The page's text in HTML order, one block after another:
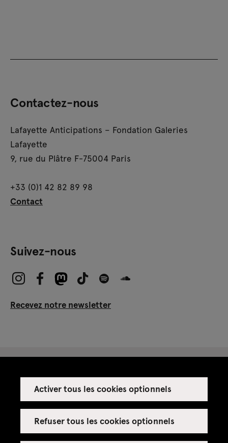
Activer tous les cookies optionnels
Refuser tous les cookies optionnels
Contactez-nous
Lafayette Anticipations – Fondation Galeries
Lafayette
9, rue du Plâtre F-75004 Paris
+33 (0)1 42 82 89 98
Contact
Suivez-nous
Recevez notre newsletter
Espace presse
Espace enseignant·es
Espace privatisations